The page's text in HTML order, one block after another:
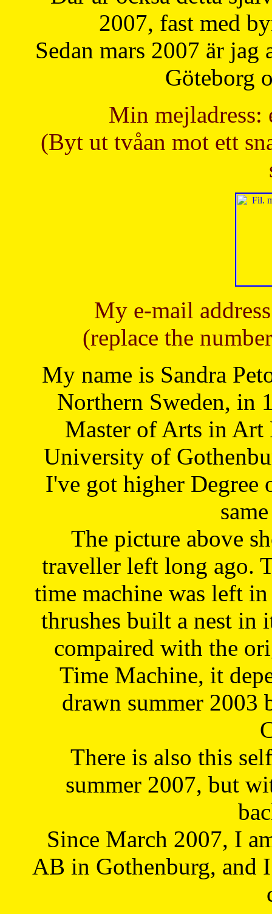
2007, fast med
Sedan mars 2007 är
Göteborg
Min mejladress:
(Byt ut tvåan mot ett
My e-mail
(replace the
My name is Sandra
Northern Sweden, in
Master of Arts in Art
University of
I've got higher Degree
The picture above
traveller left long ago.
time machine was left
thrushes built a nest in
compaired with the
Time Machine, it
drawn summer 2003
There is also this
summer 2007, but
Since March 2007, I
AB in Gothenburg, and